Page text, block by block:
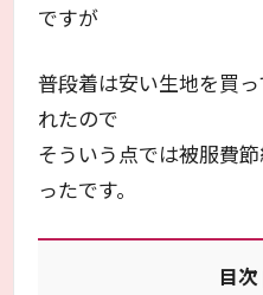
ですが
普段着は安い生地を買
れたので
そういう点では被服費
ったです。
目次